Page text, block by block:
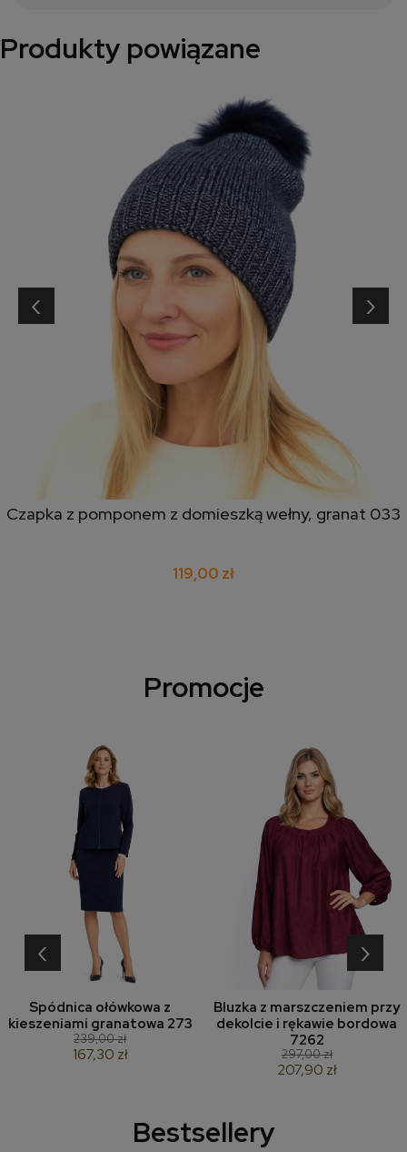
Produkty powiązane
Czapka z pomponem z domieszką wełny, granat 033
119,00 zł
‹ ›
Promocje
Spódnica ołówkowa z
kieszeniami granatowa 273
239,00 zł
167,30 zł
Bluzka z marszczeniem przy
dekolcie i rękawie bordowa
7262
297,00 zł
207,90 zł
‹ ›
Bestsellery